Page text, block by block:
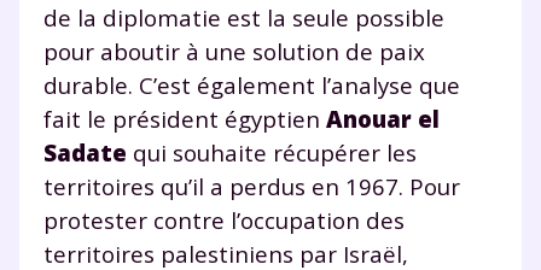
de la diplomatie est la seule possible
pour aboutir à une solution de paix
durable. C’est également l’analyse que
fait le président égyptien Anouar el
Sadate qui souhaite récupérer les
territoires qu’il a perdus en 1967. Pour
protester contre l’occupation des
territoires palestiniens par Israël,